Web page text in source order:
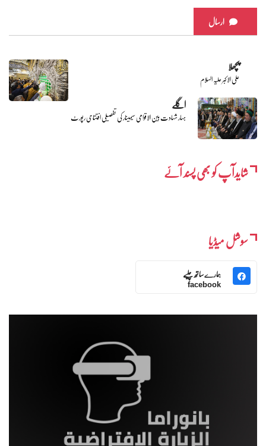
ارسال
پچھلا
علی الاکبر علیہ السلام
اگلے
بہار شہادت بین الاقوامی سیمینار کی تفصیلی افتتاحی رپورٹ
شایدآپ کو بھی پسند آئے
سوشل میڈیا
ہمارے ساتھ چلیے
facebook